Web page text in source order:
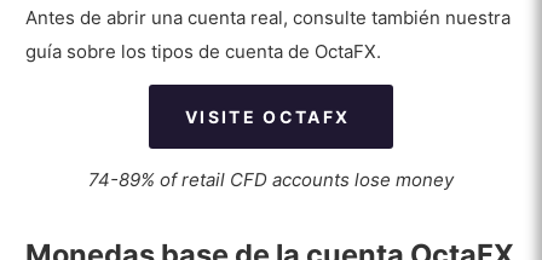
Antes de abrir una cuenta real, consulte también nuestra
guía sobre los tipos de cuenta de OctaFX.
VISITE OCTAFX
74-89% of retail CFD accounts lose money